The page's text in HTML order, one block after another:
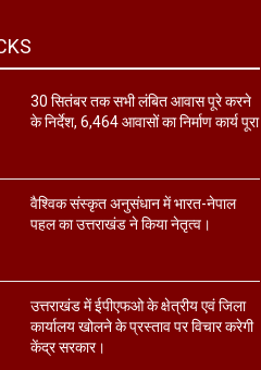
30 सितंबर तक सभी लंबित आवास पूरे करने
के निर्देश, 6,464 आवासों का निर्माण कार्य पूरा
वैश्विक संस्कृत अनुसंधान में भारत-नेपाल
पहल का उत्तराखंड ने किया नेतृत्व।
उत्तराखंड में ईपीएफओ के क्षेत्रीय एवं जिला
कार्यालय खोलने के प्रस्ताव पर विचार करेगी
केंद्र सरकार।